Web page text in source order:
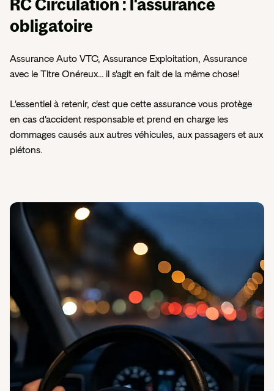
RC Circulation : l'assurance
obligatoire
Assurance Auto VTC, Assurance Exploitation, Assurance
avec le Titre Onéreux... il s'agit en fait de la même chose!
L'essentiel à retenir, c'est que cette assurance vous protège
en cas d'accident responsable et prend en charge les
dommages causés aux autres véhicules, aux passagers et aux
piétons.